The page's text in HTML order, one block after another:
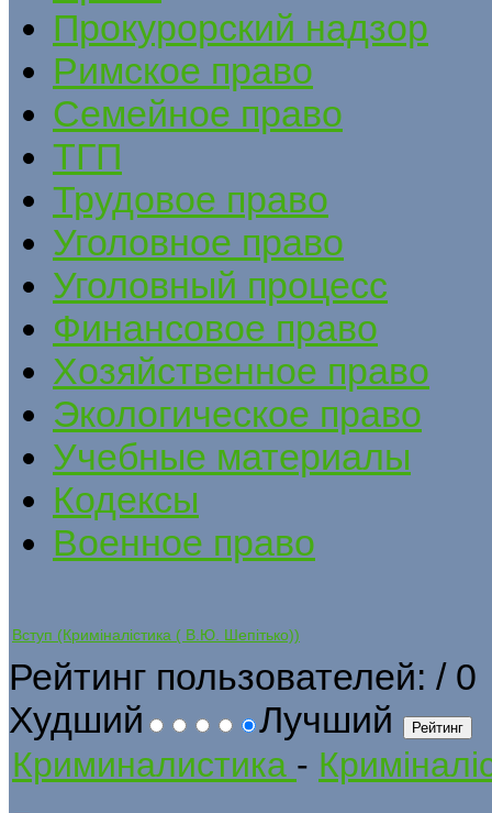
Прокурорский надзор
Римское право
Семейное право
ТГП
Трудовое право
Уголовное право
Уголовный процесс
Финансовое право
Хозяйственное право
Экологическое право
Учебные материалы
Кодексы
Военное право
Вступ (Криміналістика ( В.Ю. Шепітько))
Рейтинг пользователей: / 0
Худший
Лучший
Криминалистика -